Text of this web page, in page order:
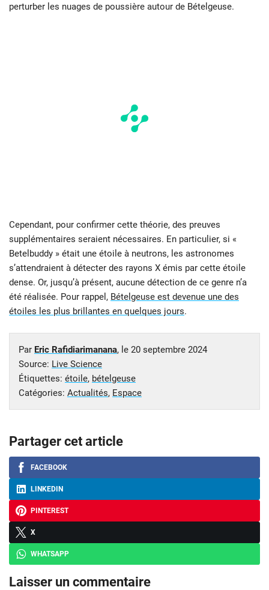
perturber les nuages de poussière autour de Bételgeuse.
Cependant, pour confirmer cette théorie, des preuves
supplémentaires seraient nécessaires. En particulier, si «
Betelbuddy » était une étoile à neutrons, les astronomes
s’attendraient à détecter des rayons X émis par cette étoile
dense. Or, jusqu’à présent, aucune détection de ce genre n’a
été réalisée. Pour rappel, Bételgeuse est devenue une des
étoiles les plus brillantes en quelques jours.
Par Eric Rafidiarimanana, le 20 septembre 2024
Source: Live Science
Étiquettes: étoile, bételgeuse
Catégories: Actualités, Espace
Partager cet article
FACEBOOK
LINKEDIN
PINTEREST
X
WHATSAPP
Laisser un commentaire